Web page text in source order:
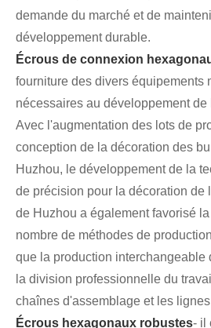
demande du marché et de
développement durable.
Écrous de connexion
fourniture des divers équipements
nécessaires au développement de
Avec l'augmentation des lots de
conception de la décoration des
Huzhou, le développement de la
de précision pour la décoration de
de Huzhou a également favorisé
nombre de méthodes de
que la production interchangeable
la division professionnelle du
chaînes d'assemblage et les
Écrous hexagonaux robustes- il